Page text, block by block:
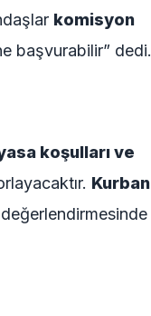
komisyon
başvurabilir” dedi.
koşulları ve
Kurban